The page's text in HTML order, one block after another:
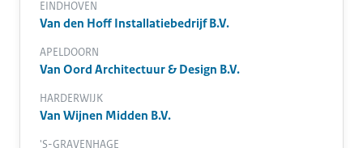
EINDHOVEN
Van den Hoff Installatiebedrijf B.V.
APELDOORN
Van Oord Architectuur & Design B.V.
HARDERWIJK
Van Wijnen Midden B.V.
'S-GRAVENHAGE